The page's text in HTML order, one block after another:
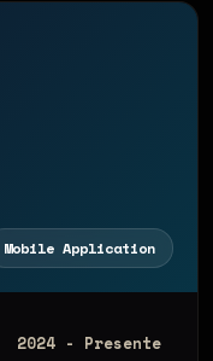
Mobile Application
2024 - Presente